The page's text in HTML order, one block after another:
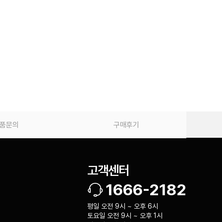
문의 구매후기
고객센터
1666-2182
평일 오전 9시 ~ 오후 6시
토요일 오전 9시 ~ 오후 1시